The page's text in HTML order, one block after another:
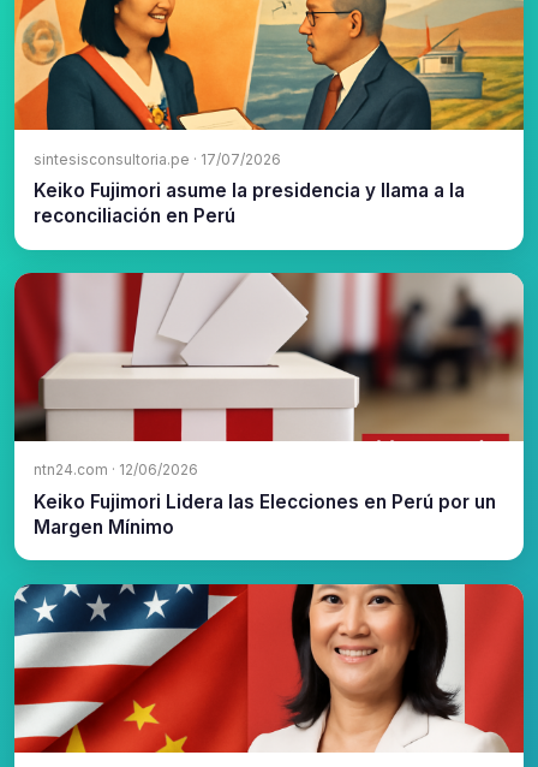
sintesisconsultoria.pe · 17/07/2026
Keiko Fujimori asume la presidencia y llama a la
reconciliación en Perú
ntn24.com · 12/06/2026
Keiko Fujimori Lidera las Elecciones en Perú por un
Margen Mínimo